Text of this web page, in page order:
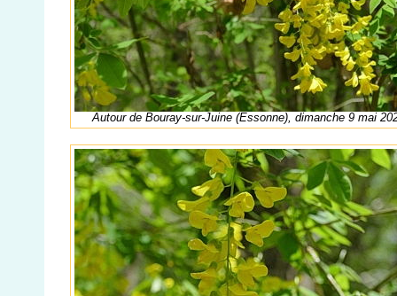
Autour de Bouray-sur-Juine (Essonne), dimanche 9 mai